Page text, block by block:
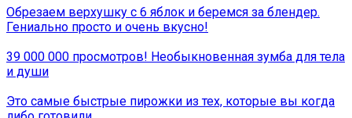
Обрезаем верхушку с 6 яблок и беремся за блендер.
Гениально просто и очень вкусно!
39 000 000 просмотров! Необыкновенная зумба для тела
и души
Это самые быстрые пирожки из тех, которые вы когда